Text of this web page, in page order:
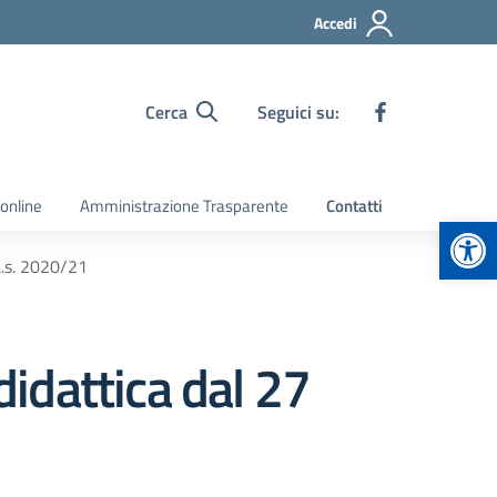
Accedi
Cerca Seguici su:
Amministrazione Trasparente Contatti
2020/21
dal 27